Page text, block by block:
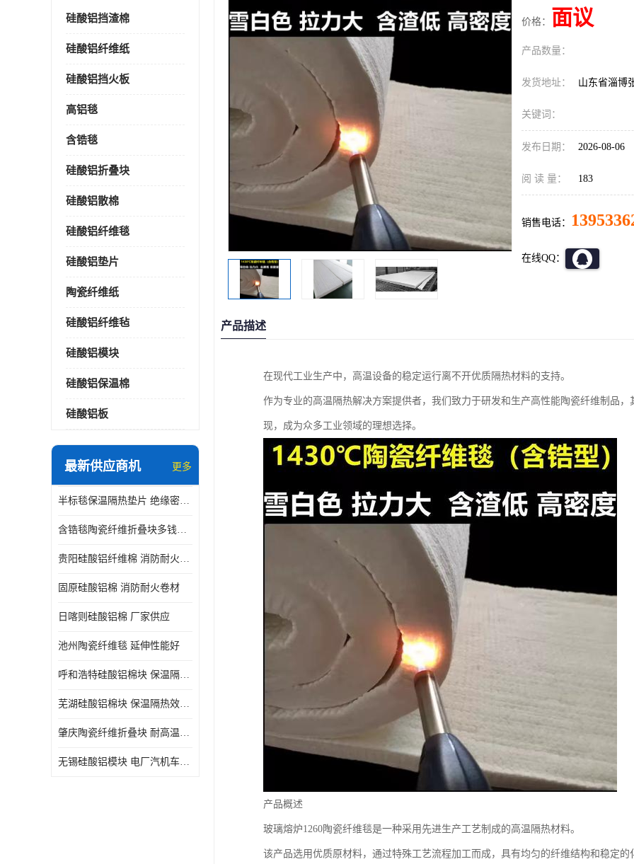
硅酸铝挡渣棉
硅酸铝纤维纸
硅酸铝挡火板
高铝毯
含锆毯
硅酸铝折叠块
硅酸铝散棉
硅酸铝纤维毯
硅酸铝垫片
陶瓷纤维纸
硅酸铝纤维毡
硅酸铝模块
硅酸铝保温棉
硅酸铝板
最新供应商机 更多
半标毯保温隔热垫片 绝缘密封垫片
含锆毯陶瓷纤维折叠块多钱一立方 硅酸铝模块
贵阳硅酸铝纤维棉 消防耐火卷材
固原硅酸铝棉 消防耐火卷材
日喀则硅酸铝棉 厂家供应
池州陶瓷纤维毯 延伸性能好
呼和浩特硅酸铝棉块 保温隔热效果好
芜湖硅酸铝棉块 保温隔热效果好
肇庆陶瓷纤维折叠块 耐高温阻燃 抗撕裂 质地硬
无锡硅酸铝模块 电厂汽机车间设备管道保温用硅酸铝棉
价格： 面议
产品数量：
发货地址： 山东省淄博
关键词：
发布日期： 2026-08-06
阅 读 量： 183
销售电话：
在线QQ：
产品描述
在现代工业生产中，高温设备的稳定运行离不开优质隔热材料的支持。
作为专业的高温隔热解决方案提供者，我们致力于研发和生产高性能陶瓷纤维制品
现，成为众多工业领域的理想选择。
产品概述
玻璃熔炉1260陶瓷纤维毯是一种采用先进生产工艺制成的高温隔热材料。
该产品选用优质原材料，通过特殊工艺流程加工而成，具有均匀的纤维结构和稳定的